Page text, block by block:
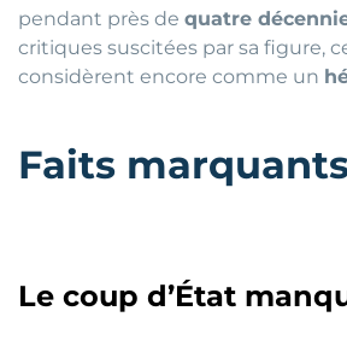
pendant près de quatre
critiques suscitées par sa figure,
considèrent encore comme un
Faits
Le coup d’État